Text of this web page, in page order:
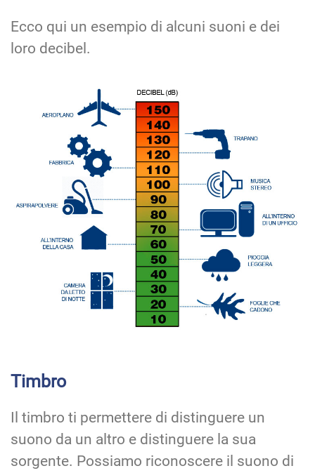
Ecco qui un esempio di alcuni suoni e dei
loro decibel.
Timbro
Il timbro ti permettere di distinguere un
suono da un altro e distinguere la sua
sorgente. Possiamo riconoscere il suono di